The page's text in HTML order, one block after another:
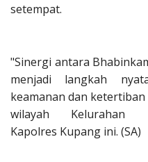
setempat.
"Sinergi antara
menjadi langkah
keamanan dan
wilayah Kelurahan
Kapolres Kupang ini. (SA)